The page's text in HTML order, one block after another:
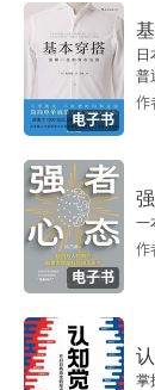
解放思想 转
终身教育
新世纪呼唤
教育创新是
试论教育思
形成全民
电子书
普
作
电子书
一
作
掌